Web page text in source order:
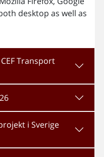
desktop as well as
Transport
i Sverige